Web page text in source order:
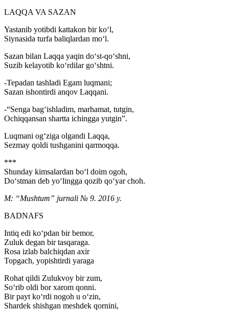
LAQQA VA SAZAN
Yastanib yotibdi kattakon bir ko‘l,
Siynasida turfa baliqlardan mo‘l.
Sazan bilan Laqqa yaqin do‘st-qo‘shni,
Suzib kelayotib ko‘rdilar go‘shtni.
-Tepadan tashladi Egam luqmani;
Sazan ishontirdi anqov Laqqani.
-“Senga bag‘ishladim, marhamat, tutgin,
Ochiqqansan shartta ichingga yutgin”.
Luqmani og‘ziga olgandi Laqqa,
Sezmay qoldi tushganini qarmoqqa.
***
Shunday kimsalardan bo‘l doim ogoh,
Do‘stman deb yo‘lingga qozib qo‘yar choh.
M: “Mushtum” jurnali № 9. 2016 y.
BADNAFS
Intiq edi ko‘pdan bir bemor,
Zuluk degan bir tasqaraga.
Rosa izlab balchiqdan axir
Topgach, yopishtirdi yaraga
Rohat qildi Zulukvoy bir zum,
So‘rib oldi bor xarom qonni.
Bir payt ko‘rdi nogoh u o‘zin,
Shardek shishgan meshdek qornini,